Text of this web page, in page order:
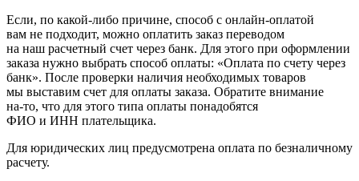
Если, по какой-либо причине, способ с онлайн-оплатой
вам не подходит, можно оплатить заказ переводом
на наш расчетный счет через банк. Для этого при оформлении
заказа нужно выбрать способ оплаты: «Оплата по счету через
банк». После проверки наличия необходимых товаров
мы выставим счет для оплаты заказа. Обратите внимание
на-то, что для этого типа оплаты понадобятся
ФИО и ИНН плательщика.
Для юридических лиц предусмотрена оплата по безналичному
расчету.